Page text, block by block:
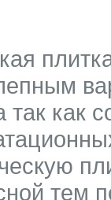
так как
тем